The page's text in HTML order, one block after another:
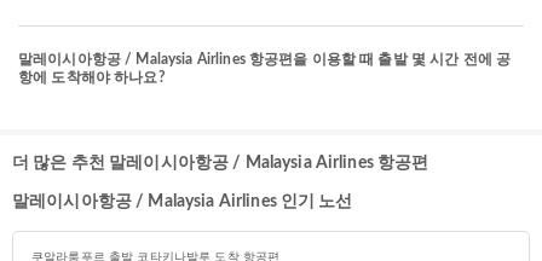
말레이시아항공 / Malaysia Airlines 항공편을 이용할 때 출발 몇 시간 전에 공
항에 도착해야 하나요?
더 많은 추천 말레이시아항공 / Malaysia Airlines 항공편
말레이시아항공 / Malaysia Airlines 인기 노선
쿠알라룸푸르 출발 코타키나발루 도착 항공편